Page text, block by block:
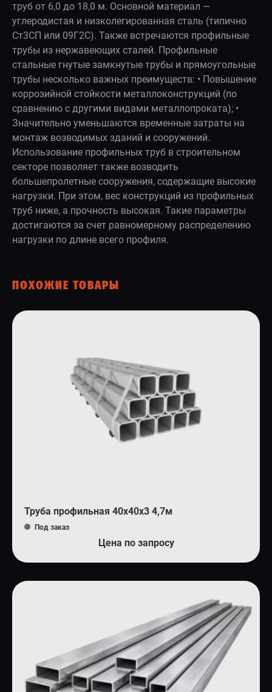
труб от 6,0 до 18,0 м. Основной материал —
углеродистая и низколегированная сталь (типично
Ст3СП или 09Г2С). Также встречаются профильные
трубы из нержавеющих сталей. Профильные
стальные гнутые замкнутые трубы и прямоугольные
трубы несколько важных преимуществ: • Повышение
коррозийной стойкости металлоконструкций (по
сравнению с другими видами металлопроката); •
Значительно уменьшаются временные затраты на
монтаж возводимых зданий и сооружений.
Использование профильных труб в строительном
секторе позволяет также возводить
большепролетные сооружения, содержащие высокие
нагрузки. При этом, вес конструкций из профильных
труб ниже, а прочность высокая. Такие параметры
достигаются за счет равномерному распределению
нагрузки по длине всего профиля.
ПОХОЖИЕ ТОВАРЫ
Труба профильная 40х40х3 4,7м
Под заказ
Цена по запросу